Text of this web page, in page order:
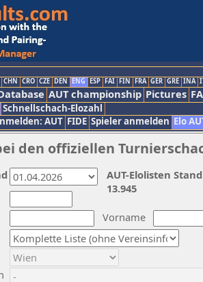
CHN CRO CZE DEN ENG ESP FAI FIN FRA GER GRE INA
AUT championship Pictures
Schnellschach-Elozahl
AUT FIDE Spieler anmelden Elo
den offiziellen
Vorname
AUT-Elolisten
13.945